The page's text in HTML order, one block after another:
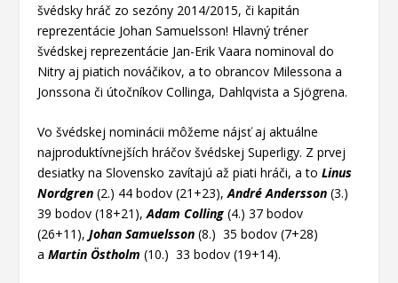
švédsky hráč zo sezóny 2014/2015, či kapitán
reprezentácie Johan Samuelsson! Hlavný tréner
švédskej reprezentácie Jan-Erik Vaara nominoval do
Nitry aj piatich nováčikov, a to obrancov Milessona a
Jonssona či útočníkov Collinga, Dahlqvista a Sjögrena.
Vo švédskej nominácii môžeme nájsť aj aktuálne
najproduktívnejších hráčov švédskej Superligy. Z prvej
desiatky na Slovensko zavítajú až piati hráči, a toLinus
Nordgren (2.) 44 bodov (21+23),André Andersson (3.)
39 bodov (18+21),Adam Colling (4.) 37 bodov
(26+11),Johan Samuelsson (8.) 35 bodov (7+28)
aMartin Östholm(10.) 33 bodov (19+14).